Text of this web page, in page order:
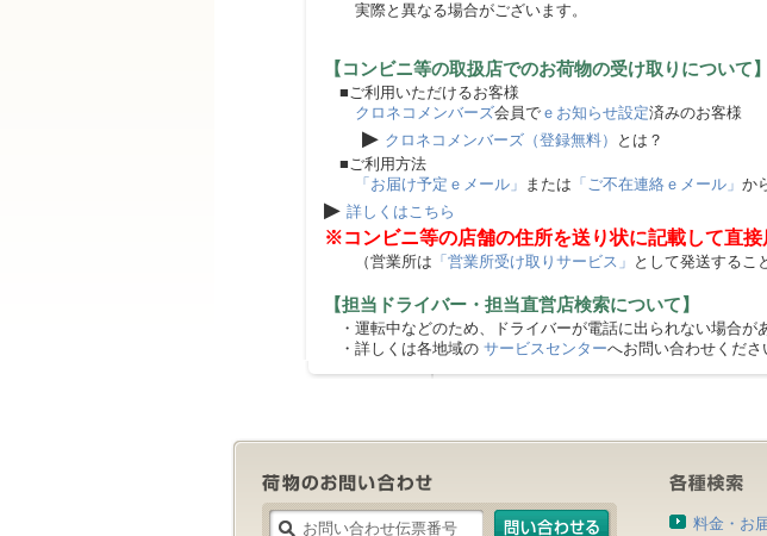
実際と異なる場合がございます。
【コンビニ等の取扱店でのお荷物の受け取りについて
■ご利用いただけるお客様
クロネコメンバーズ会員で ｅお知らせ設定済みのお客様
▶ クロネコメンバーズ（登録無料）
とは？
■ご利用方法
「お届け予定ｅメール」 または 「ご不在連絡ｅメール」 か
▶ 詳しくはこちら
※コンビニ等の店舗の住所を送り状に記載して直接
（営業所は 「営業所受け取りサービス」 として発送するこ
【担当ドライバー・担当直営店検索について】
・運転中などのため、ドライバーが電話に出られない場合が
・詳しくは各地域の サービスセンターへお問い合わせくださ
料金・お